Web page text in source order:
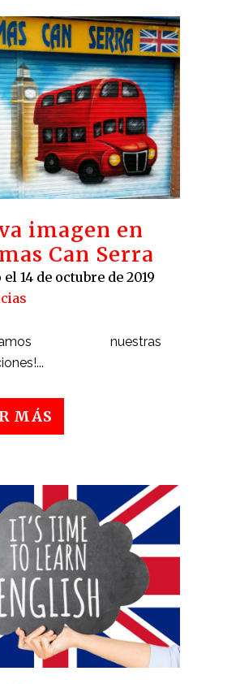
imagen en
Can Serra
14 de octubre de 2019
nuestras
MÁS